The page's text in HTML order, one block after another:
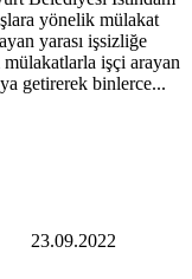
yönelik mülakat
yarası işsizliğe
işçi arayan
getirerek binlerce...
23.09.2022